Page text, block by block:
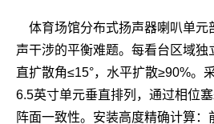
体育场馆分布式扬声器喇叭单元
声干涉的平衡难题。每看台区域独
直扩散角≤15°，水平扩散≥90%。
6.5英寸单元垂直排列，通过相位
阵面一致性。安装高度精确计算：